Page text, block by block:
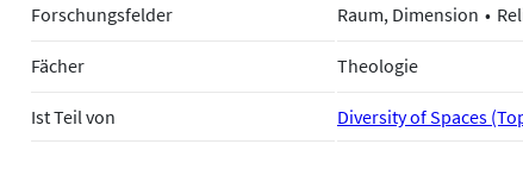
Forschungsfelder Raum, Dimension
Fächer Theologie
Ist Teil von Diversity of Spaces